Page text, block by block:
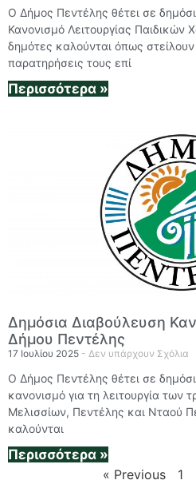
Ο Δήμος Πεντέλης θέτει σε
Κανονισμό Λειτουργίας
δημότες καλούνται όπως στείλουν
παρατηρήσεις τους επί
Περισσότερα »
Δημόσια Διαβούλευση
Δήμου Πεντέλης
17 Ιουλίου 2025 Δεν υπάρχουν Σχόλια
Ο Δήμος Πεντέλης θέτει σε
κανονισμό για τη λειτουργία των
Μελισσίων, Πεντέλης και Νταού
καλούνται
Περισσότερα »
« Previous
1